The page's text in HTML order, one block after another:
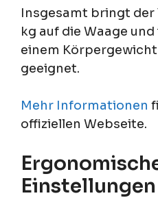
Insgesamt bringt der
kg auf die Waage
einem Körpergewicht
geeignet.
Mehr Informationen
offiziellen Webseite.
Einstellungen